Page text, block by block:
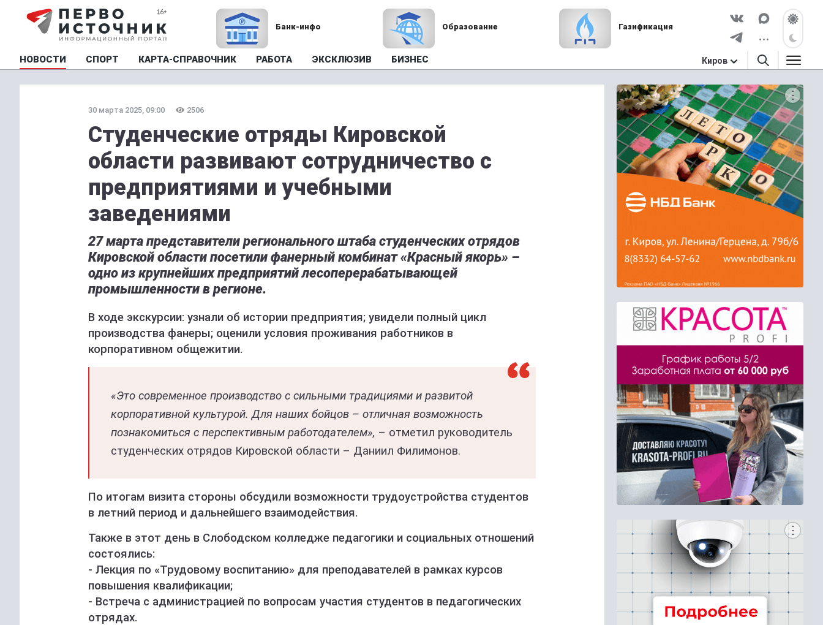
Банк-инфо Образование Газификация
НОВОСТИ СПОРТ КАРТА-СПРАВОЧНИК РАБОТА ЭКСКЛЮЗИВ БИЗНЕС Киров
30 марта 2025, 09:00 2506
Студенческие отряды Кировской
области развивают сотрудничество с
предприятиями и учебными
заведениями
27 марта представители регионального штаба студенческих отрядов
Кировской области посетили фанерный комбинат «Красный якорь» –
одно из крупнейших предприятий лесоперерабатывающей
промышленности в регионе.
В ходе экскурсии: узнали об истории предприятия; увидели полный цикл
производства фанеры; оценили условия проживания работников в
корпоративном общежитии.
«Это современное производство с сильными традициями и развитой
корпоративной культурой. Для наших бойцов – отличная возможность
познакомиться с перспективным работодателем», – отметил руководитель
студенческих отрядов Кировской области – Даниил Филимонов.
По итогам визита стороны обсудили возможности трудоустройства студентов
в летний период и дальнейшего взаимодействия.
Также в этот день в Слободском колледже педагогики и социальных отношений
состоялись:
- Лекция по «Трудовому воспитанию» для преподавателей в рамках курсов
повышения квалификации;
- Встреча с администрацией по вопросам участия студентов в педагогических
отрядах.